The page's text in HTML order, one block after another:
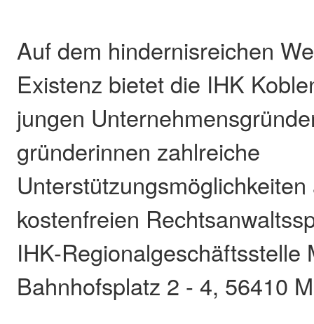
Auf dem hindernisreichen
Existenz bietet die IHK
jungen
gründerinnen zahlreiche
kostenfreien
IHK-Regionalgeschäftsstelle
Bahnhofsplatz 2 - 4, 56410